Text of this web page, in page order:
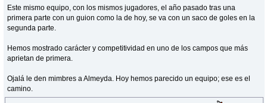
Este mismo equipo, con los mismos jugadores, el año pasado tras una
primera parte con un guion como la de hoy, se va con un saco de goles en la
segunda parte.
Hemos mostrado carácter y competitividad en uno de los campos que más
aprietan de primera.
Ojalá le den mimbres a Almeyda. Hoy hemos parecido un equipo; ese es el
camino.